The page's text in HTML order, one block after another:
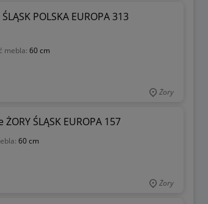
POLSKA EUROPA 313
mebla: 60 cm
Żory
ŚLĄSK EUROPA 157
60 cm
Żory